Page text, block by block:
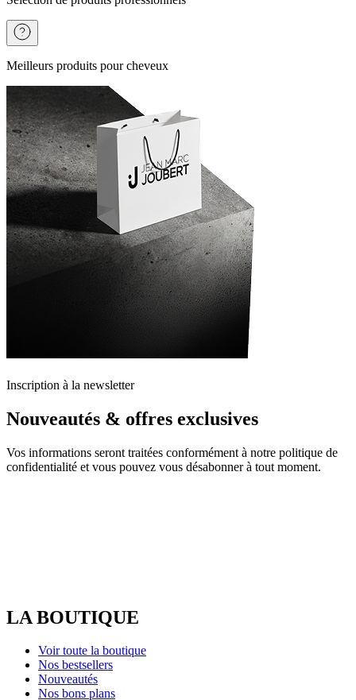
Meilleurs produits pour cheveux
Inscription à la newsletter
Nouveautés & offres exclusives
Vos informations seront traitées conformément à notre politique de
confidentialité et vous pouvez vous désabonner à tout moment.
LA BOUTIQUE
Voir toute la boutique
Nos bestsellers
Nouveautés
Nos bons plans